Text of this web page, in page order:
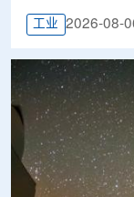
工业 2026-08-